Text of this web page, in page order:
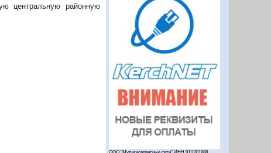
центральную районную